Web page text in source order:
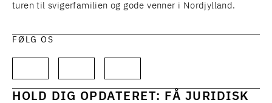
turen til svigerfamilien og gode venner i Nordjylland.
FØLG OS
HOLD DIG OPDATERET: FÅ JURIDISK